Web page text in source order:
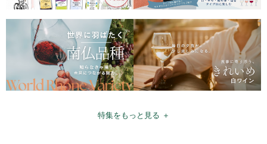
特集をもっと見る ＋